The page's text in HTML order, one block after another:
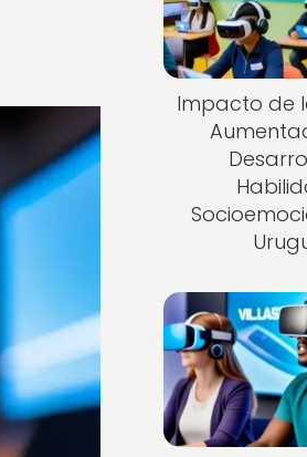
Impacto de